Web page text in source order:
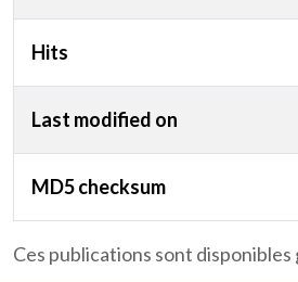
Hits
Last modified on
MD5 checksum
Ces publications sont